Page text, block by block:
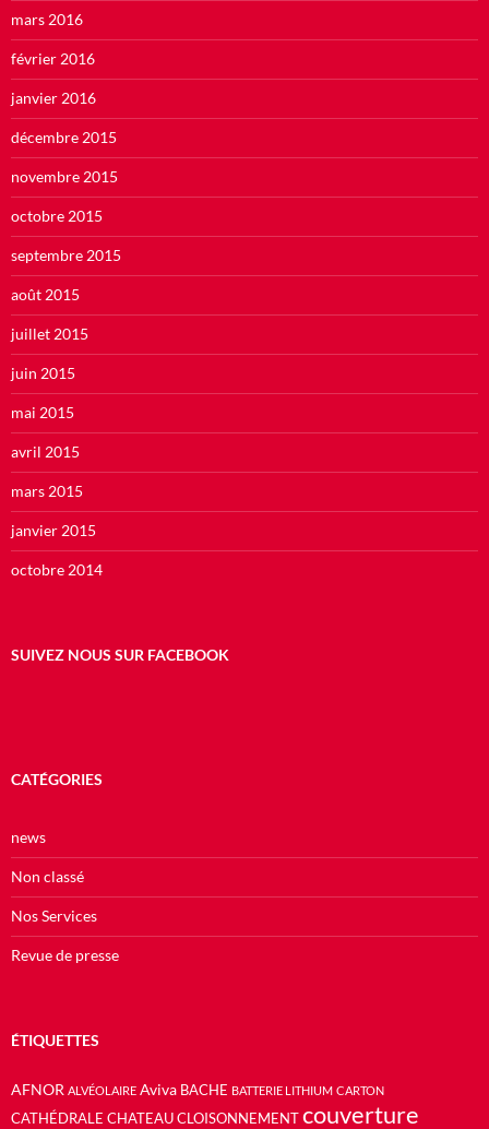
mars 2016
février 2016
janvier 2016
décembre 2015
novembre 2015
octobre 2015
septembre 2015
août 2015
juillet 2015
juin 2015
mai 2015
avril 2015
mars 2015
janvier 2015
octobre 2014
SUIVEZ NOUS SUR FACEBOOK
CATÉGORIES
news
Non classé
Nos Services
Revue de presse
ÉTIQUETTES
AFNOR ALVÉOLAIRE Aviva BACHE BATTERIE LITHIUM CARTON
CATHÉDRALE CHATEAU CLOISONNEMENT couverture